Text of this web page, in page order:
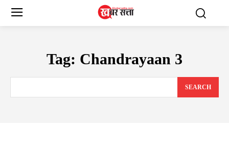
Tag: Chandrayaan 3
SEARCH